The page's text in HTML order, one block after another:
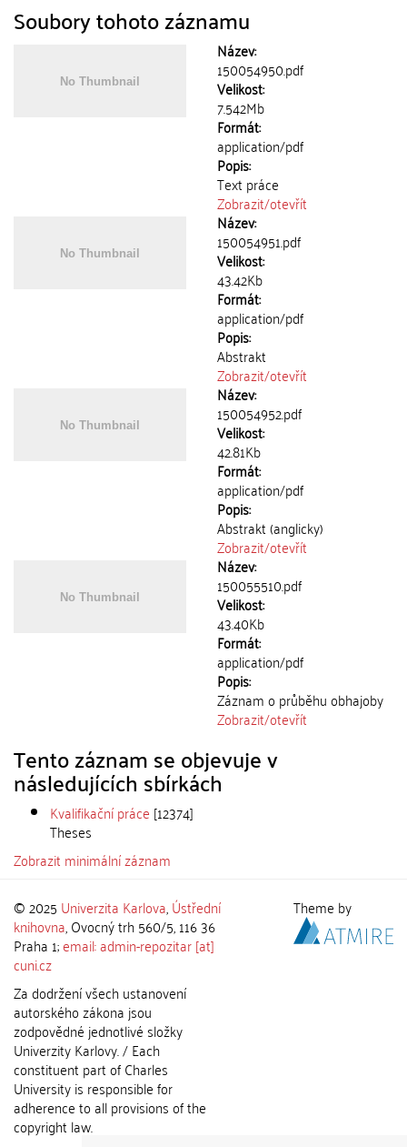
Soubory tohoto záznamu
Název:
150054950.pdf
Velikost:
7.542Mb
Formát:
application/pdf
Popis:
Text práce
Zobrazit/otevřít
Název:
150054951.pdf
Velikost:
43.42Kb
Formát:
application/pdf
Popis:
Abstrakt
Zobrazit/otevřít
Název:
150054952.pdf
Velikost:
42.81Kb
Formát:
application/pdf
Popis:
Abstrakt (anglicky)
Zobrazit/otevřít
Název:
150055510.pdf
Velikost:
43.40Kb
Formát:
application/pdf
Popis:
Záznam o průběhu obhajoby
Zobrazit/otevřít
Tento záznam se objevuje v
následujících sbírkách
Kvalifikační práce [12374]
Theses
Zobrazit minimální záznam
© 2025 Univerzita Karlova,Ústřední
knihovna, Ovocný trh 560/5, 116 36
Praha 1;email: admin-repozitar [at]
cuni.cz
Za dodržení všech ustanovení
autorského zákona jsou
zodpovědné jednotlivé složky
Univerzity Karlovy. / Each
constituent part of Charles
University is responsible for
adherence to all provisions of the
copyright law.
Theme by